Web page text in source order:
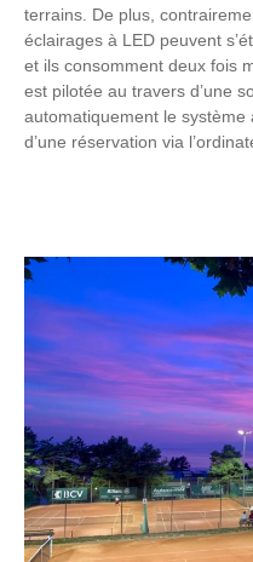
terrains. De plus,
éclairages à LED peuvent
et ils consomment deux fois
est pilotée au travers d’une
automatiquement le
d’une réservation via